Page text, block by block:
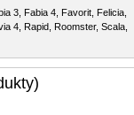
3, Fabia 4, Favorit, Felicia,
4, Rapid, Roomster, Scala,